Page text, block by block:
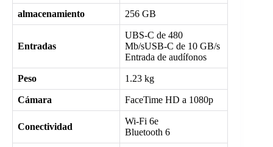
almacenamiento 256 GB
Entradas
UBS-C de 480
Mb/sUSB-C de 10 GB/s
Entrada de audífonos
Peso 1.23 kg
Cámara FaceTime HD a 1080p
Conectividad
Wi-Fi 6e
Bluetooth 6